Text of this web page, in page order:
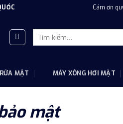
Cám ơn
Tìm
kiếm:
MẶT MÁY XÔNG HƠI MẶT
mật